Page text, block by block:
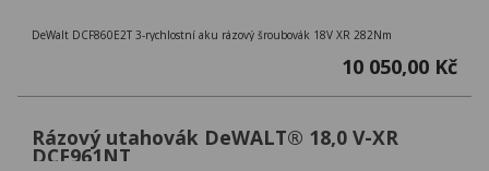
DeWalt DCF860E2T 3-rychlostní aku rázový šroubovák 18V XR 282Nm
10 050,00 Kč
Rázový utahovák DeWALT® 18,0 V-XR
DCF961NT